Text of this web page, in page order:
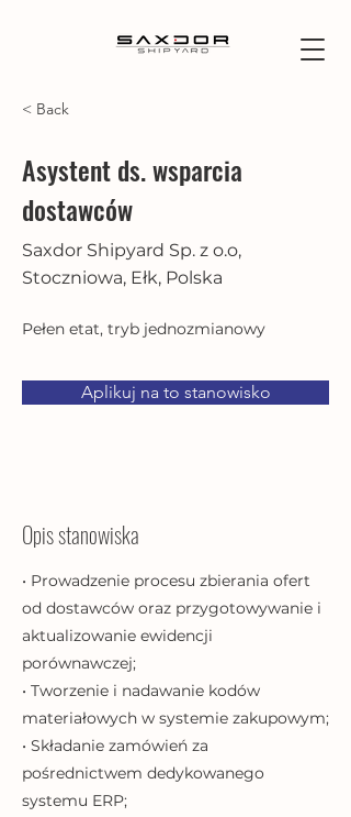
< Back
Asystent ds. wsparcia
dostawców
Saxdor Shipyard Sp. z o.o,
Stoczniowa, Ełk, Polska
Pełen etat, tryb jednozmianowy
Aplikuj na to stanowisko
Opis stanowiska
• Prowadzenie procesu zbierania ofert
od dostawców oraz przygotowywanie i
aktualizowanie ewidencji
porównawczej;
• Tworzenie i nadawanie kodów
materiałowych w systemie zakupowym;
• Składanie zamówień za
pośrednictwem dedykowanego
systemu ERP;